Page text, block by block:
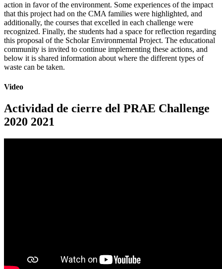
action in favor of the environment. Some experiences of the impact
that this project had on the CMA families were highlighted, and
additionally, the courses that excelled in each challenge were
recognized. Finally, the students had a space for reflection regarding
this proposal of the Scholar Environmental Project. The educational
community is invited to continue implementing these actions, and
below it is shared information about where the different types of
waste can be taken.
Video
Actividad de cierre del PRAE Challenge
2020 2021